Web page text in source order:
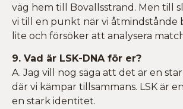
väg hem till Bovallsstrand. Men till
vi till en punkt när vi åtmindstånde
lite och försöker att analysera
9. Vad är LSK-DNA för er?
A. Jag vill nog säga att det är en
där vi kämpar tillsammans. LSK är
en stark identitet.